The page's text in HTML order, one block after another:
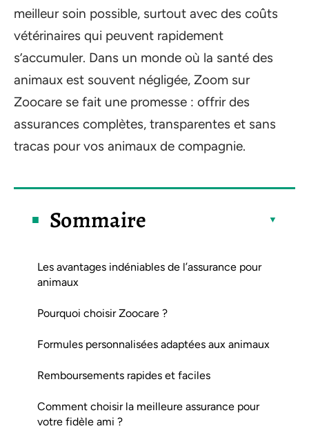
meilleur soin possible, surtout avec des coûts
vétérinaires qui peuvent rapidement
s’accumuler. Dans un monde où la santé des
animaux est souvent négligée, Zoom sur
Zoocare se fait une promesse : offrir des
assurances complètes, transparentes et sans
tracas pour vos animaux de compagnie.
Sommaire
Les avantages indéniables de l’assurance pour
animaux
Pourquoi choisir Zoocare ?
Formules personnalisées adaptées aux animaux
Remboursements rapides et faciles
Comment choisir la meilleure assurance pour
votre fidèle ami ?